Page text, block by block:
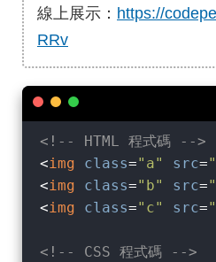
線上展示： https://
RRv
<!-- HTML 程式碼 -->
<img class="a" src=
<img class="b" src=
<img class="c" src=
<!-- CSS 程式碼 -->